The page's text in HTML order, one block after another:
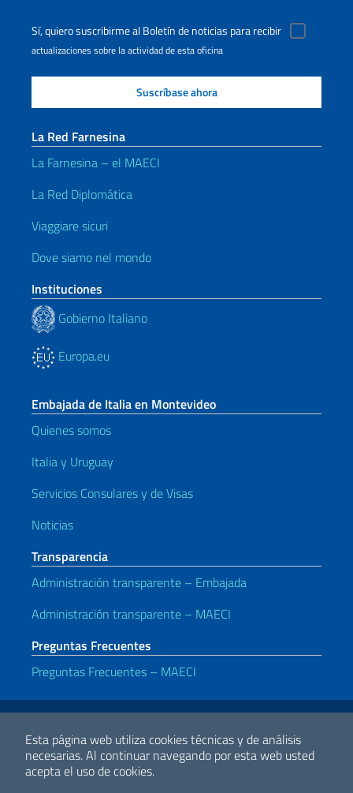
Esta página web utiliza cookies técnicas y de análisis
necesarias.Al continuar navegando por esta web usted
acepta el uso de cookies.
Sí, quiero suscribirme al Boletín de noticias para recibir
actualizaciones sobre la actividad de esta oficina
La Red Farnesina
La Farnesina – el MAECI
La Red Diplomática
Viaggiare sicuri
Dove siamo nel mondo
Instituciones
Gobierno Italiano
Europa.eu
Embajada de Italia en Montevideo
Quienes somos
Italia y Uruguay
Servicios Consulares y de Visas
Noticias
Transparencia
Administración transparente – Embajada
Administración transparente – MAECI
Preguntas Frecuentes
Preguntas Frecuentes – MAECI
Enlaces útiles